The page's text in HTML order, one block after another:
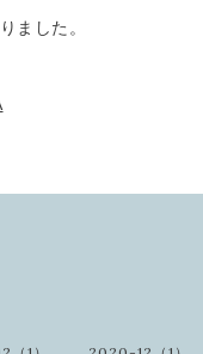
ました。